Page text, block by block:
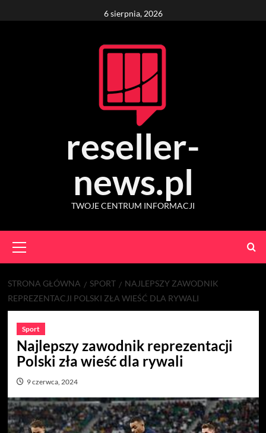
to
6 sierpnia, 2026
reseller-
news.pl
TWOJE CENTRUM INFORMACJI
Menu
STRONA GŁÓWNA SPORT
NAJLEPSZY ZAWODNIK
REPREZENTACJI POLSKI ZŁA WIEŚĆ DLA RYWALI
Sport
Najlepszy zawodnik reprezentacji
Polski zła wieść dla rywali
9 czerwca, 2024